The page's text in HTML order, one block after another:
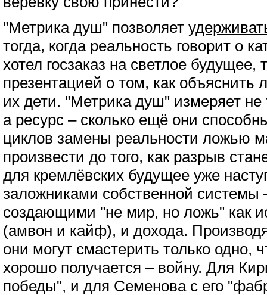
"Метрика душ" позволяет
тогда, когда реальность говорит о
хотел госзаказ на светлое будущее,
презентацией о том, как объяснить
их дети. "Метрика душ" измеряет не
а ресурс – сколько ещё они
циклов замены реальности ложью
произвести до того, как разрыв
для кремлёвских будущее уже
заложниками собственной системы
создающими "не мир, но ложь" как
(амвон и кайф), и дохода.
они могут смастерить только одно,
хорошо получается – войну. Для
победы", и для Семенова с его